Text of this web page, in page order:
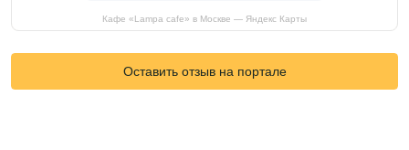
Кафе «Lampa cafe» в Москве — Яндекс Карты
Оставить отзыв на портале